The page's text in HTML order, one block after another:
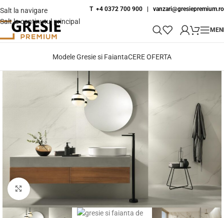
Salt la navigare
Salt la conținutul principal
T +4 0372 700 900 | vanzari@gresiepremium.ro
Modele Gresie si FaiantaCERE OFERTA
Fă clic pentru a mări